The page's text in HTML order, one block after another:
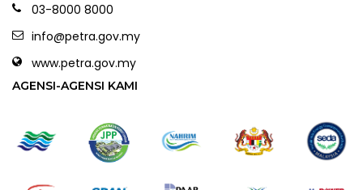
03-8000 8000
info@petra.gov.my
www.petra.gov.my
AGENSI-AGENSI KAMI